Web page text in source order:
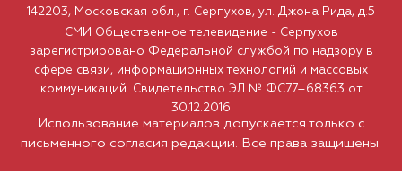
Использование материалов допускается только с
письменного согласия редакции. Все права защищены.
142203, Московская обл., г. Серпухов, ул. Джона Рида, д.5
СМИ Общественное телевидение - Серпухов
зарегистрировано Федеральной службой по надзору в
сфере связи, информационных технологий и массовых
коммуникаций. Свидетельство ЭЛ № ФС77–68363 от
30.12.2016